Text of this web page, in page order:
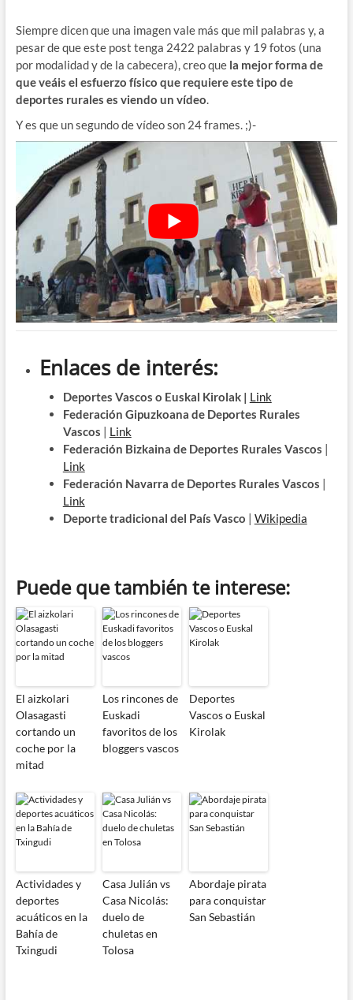
Siempre dicen que una imagen vale más que mil palabras y, a
pesar de que este post tenga 2422 palabras y 19 fotos (una
por modalidad y de la cabecera), creo quela mejor forma de
que veáis el esfuerzo físico que requiere este tipo de
deportes rurales es viendo un vídeo.
Y es que un segundo de vídeo son 24 frames. ;)-
Enlaces de interés:
Deportes Vascos o Euskal Kirolak | Link
Federación Gipuzkoana de Deportes Rurales
Vascos | Link
Federación Bizkaina de Deportes Rurales Vascos |
Link
Federación Navarra de Deportes Rurales Vascos |
Link
Deporte tradicional del País Vasco | Wikipedia
Puede que también te interese:
El aizkolari
Olasagasti
cortando un
coche por la
mitad
Los rincones de
Euskadi
favoritos de los
bloggers vascos
Deportes
Vascos o Euskal
Kirolak
Actividades y
deportes
acuáticos en la
Bahía de
Txingudi
Casa Julián vs
Casa Nicolás:
duelo de
chuletas en
Tolosa
Abordaje pirata
para conquistar
San Sebastián